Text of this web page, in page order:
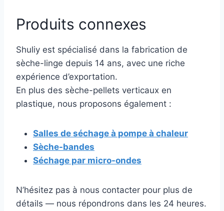
Produits connexes
Shuliy est spécialisé dans la fabrication de
sèche-linge depuis 14 ans, avec une riche
expérience d’exportation.
En plus des sèche-pellets verticaux en
plastique, nous proposons également :
Salles de séchage à pompe à chaleur
Sèche-bandes
Séchage par micro-ondes
N’hésitez pas à nous contacter pour plus de
détails — nous répondrons dans les 24 heures.